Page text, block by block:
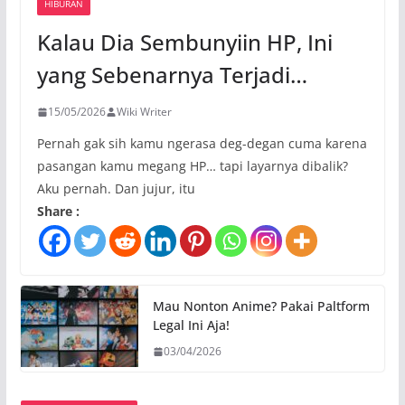
HIBURAN
Kalau Dia Sembunyiin HP, Ini
yang Sebenarnya Terjadi…
15/05/2026 Wiki Writer
Pernah gak sih kamu ngerasa deg-degan cuma karena
pasangan kamu megang HP… tapi layarnya dibalik?
Aku pernah. Dan jujur, itu
Share :
Mau Nonton Anime? Pakai Paltform
Legal Ini Aja!
03/04/2026